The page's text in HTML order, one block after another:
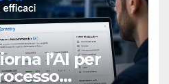
l’AI per